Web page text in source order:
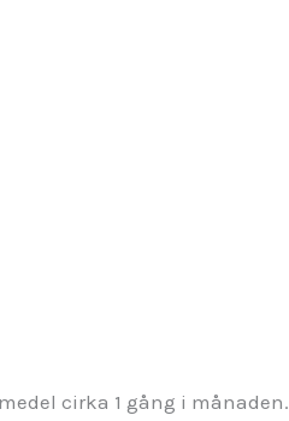
cirka 1 gång i månaden.